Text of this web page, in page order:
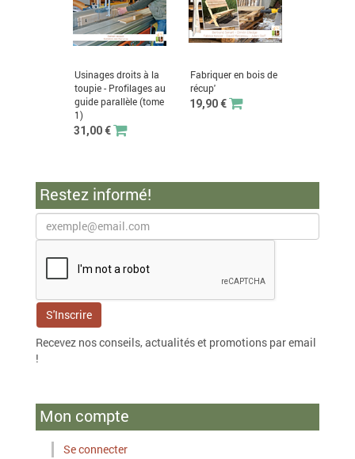
Usinages droits à la
toupie - Profilages au
guide parallèle (tome
1)
31,00 €
Fabriquer en bois de
récup'
19,90 €
Restez informé!
Recevez nos conseils, actualités et promotions par email
!
Mon compte
Se connecter